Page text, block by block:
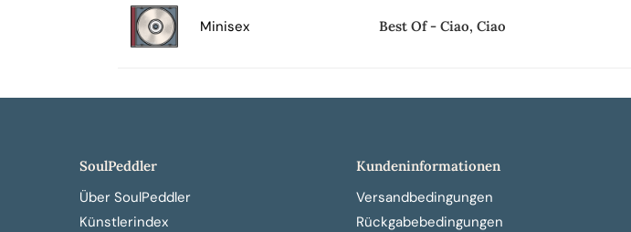
Minisex Best Of - Ciao, Ciao
SoulPeddler
Über SoulPeddler
Künstlerindex
Kundeninformationen
Versandbedingungen
Rückgabebedingungen